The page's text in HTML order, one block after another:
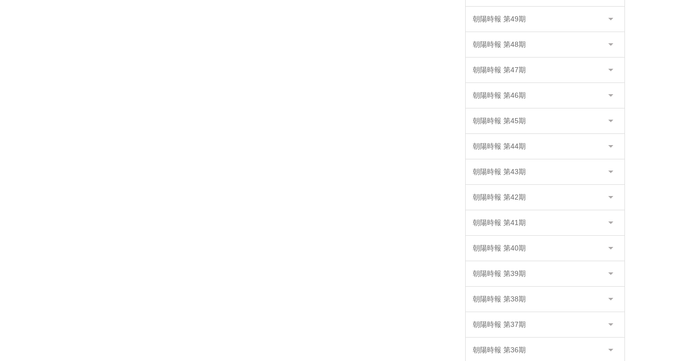
朝陽時報 第49期
朝陽時報 第48期
朝陽時報 第47期
朝陽時報 第46期
朝陽時報 第45期
朝陽時報 第44期
朝陽時報 第43期
朝陽時報 第42期
朝陽時報 第41期
朝陽時報 第40期
朝陽時報 第39期
朝陽時報 第38期
朝陽時報 第37期
朝陽時報 第36期